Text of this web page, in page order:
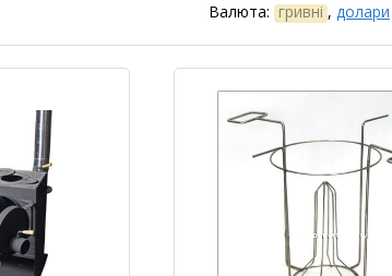
Валюта: гривні , долари